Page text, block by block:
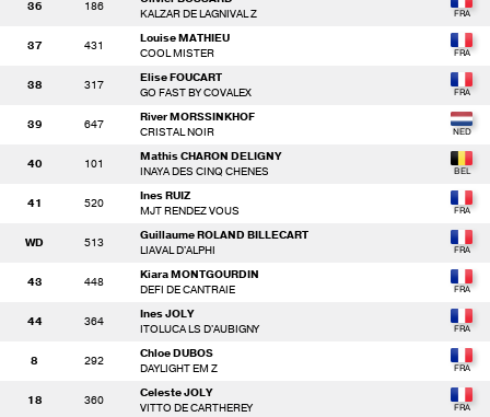
36 186
KALZAR DE LAGNIVAL Z
37 431
Louise MATHIEU
COOL MISTER
38 317
Elise FOUCART
GO FAST BY COVALEX
39 647
River MORSSINKHOF
CRISTAL NOIR
40 101
Mathis CHARON DELIGNY
INAYA DES CINQ CHENES
41 520
Ines RUIZ
MJT RENDEZ VOUS
WD 513
Guillaume ROLAND BILLECART
LIAVAL D'ALPHI
43 448
Kiara MONTGOURDIN
DEFI DE CANTRAIE
44 364
Ines JOLY
ITOLUCA LS D'AUBIGNY
8 292
Chloe DUBOS
DAYLIGHT EM Z
18 360
Celeste JOLY
VITTO DE CARTHEREY